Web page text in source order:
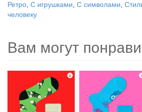
Ретро С игрушками С символами
человеку
Вам могут